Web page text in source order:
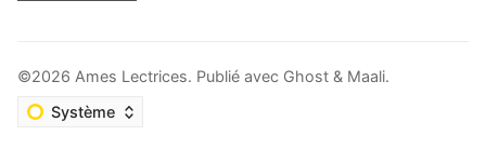
©2026 Ames Lectrices. Publié avec Ghost & Maali.